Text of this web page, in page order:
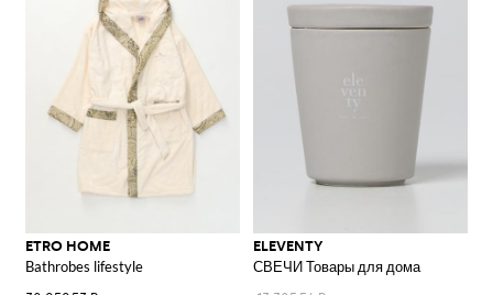
ETRO HOME
Bathrobes lifestyle
ELEVENTY
СВЕЧИ Товары для дома